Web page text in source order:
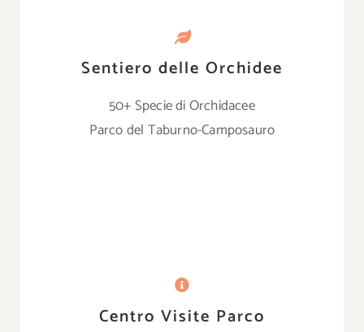
Sentiero delle Orchidee
50+ Specie di Orchidacee
Parco del Taburno-Camposauro
Centro Visite Parco